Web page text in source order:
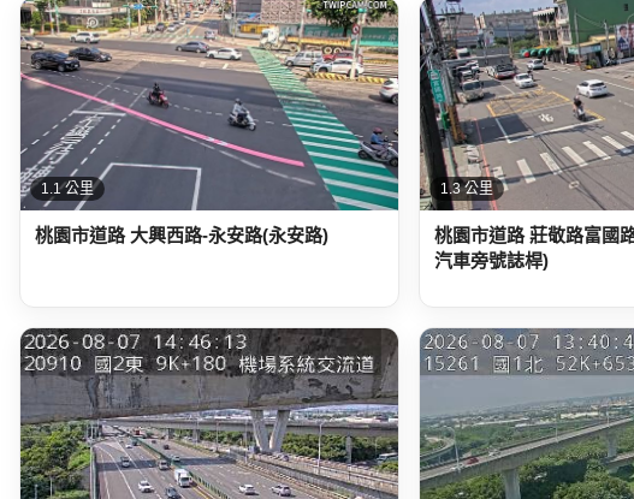
1.1 公里
桃園市道路 大興西路-永安路(永安路)
1.3 公里
桃園市道路 莊敬路富國
汽車旁號誌桿)